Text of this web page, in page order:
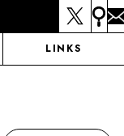
LINKS